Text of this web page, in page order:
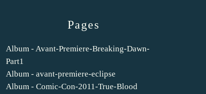
Pages
Album - Avant-Premiere-Breaking-Dawn-
Part1
Album - avant-premiere-eclipse
Album - Comic-Con-2011-True-Blood